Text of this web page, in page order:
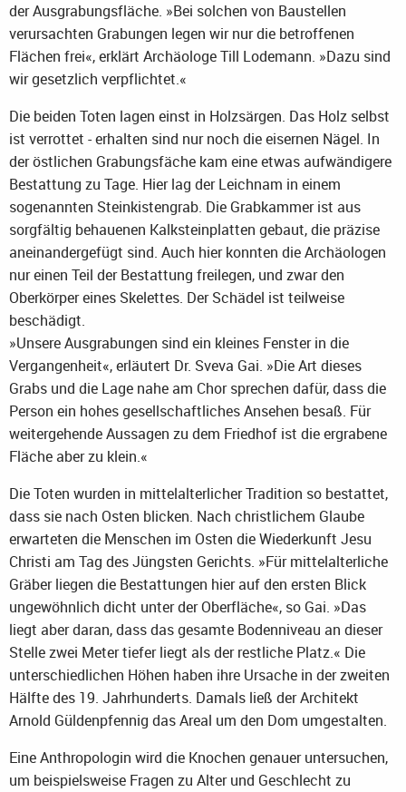
der Ausgrabungsfläche. »Bei solchen von Baustellen
verursachten Grabungen legen wir nur die betroffenen
Flächen frei«, erklärt Archäologe Till Lodemann. »Dazu sind
wir gesetzlich verpflichtet.«
Die beiden Toten lagen einst in Holzsärgen. Das Holz selbst
ist verrottet - erhalten sind nur noch die eisernen Nägel. In
der östlichen Grabungsfäche kam eine etwas aufwändigere
Bestattung zu Tage. Hier lag der Leichnam in einem
sogenannten Steinkistengrab. Die Grabkammer ist aus
sorgfältig behauenen Kalksteinplatten gebaut, die präzise
aneinandergefügt sind. Auch hier konnten die Archäologen
nur einen Teil der Bestattung freilegen, und zwar den
Oberkörper eines Skelettes. Der Schädel ist teilweise
beschädigt.
»Unsere Ausgrabungen sind ein kleines Fenster in die
Vergangenheit«, erläutert Dr. Sveva Gai. »Die Art dieses
Grabs und die Lage nahe am Chor sprechen dafür, dass die
Person ein hohes gesellschaftliches Ansehen besaß. Für
weitergehende Aussagen zu dem Friedhof ist die ergrabene
Fläche aber zu klein.«
Die Toten wurden in mittelalterlicher Tradition so bestattet,
dass sie nach Osten blicken. Nach christlichem Glaube
erwarteten die Menschen im Osten die Wiederkunft Jesu
Christi am Tag des Jüngsten Gerichts. »Für mittelalterliche
Gräber liegen die Bestattungen hier auf den ersten Blick
ungewöhnlich dicht unter der Oberfläche«, so Gai. »Das
liegt aber daran, dass das gesamte Bodenniveau an dieser
Stelle zwei Meter tiefer liegt als der restliche Platz.« Die
unterschiedlichen Höhen haben ihre Ursache in der zweiten
Hälfte des 19. Jahrhunderts. Damals ließ der Architekt
Arnold Güldenpfennig das Areal um den Dom umgestalten.
Eine Anthropologin wird die Knochen genauer untersuchen,
um beispielsweise Fragen zu Alter und Geschlecht zu